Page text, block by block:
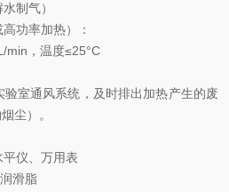
制气）
功率加热）：
，温度≤25°C
室通风系统，及时排出加热产生的废
尘）。
仪、万用表
滑脂